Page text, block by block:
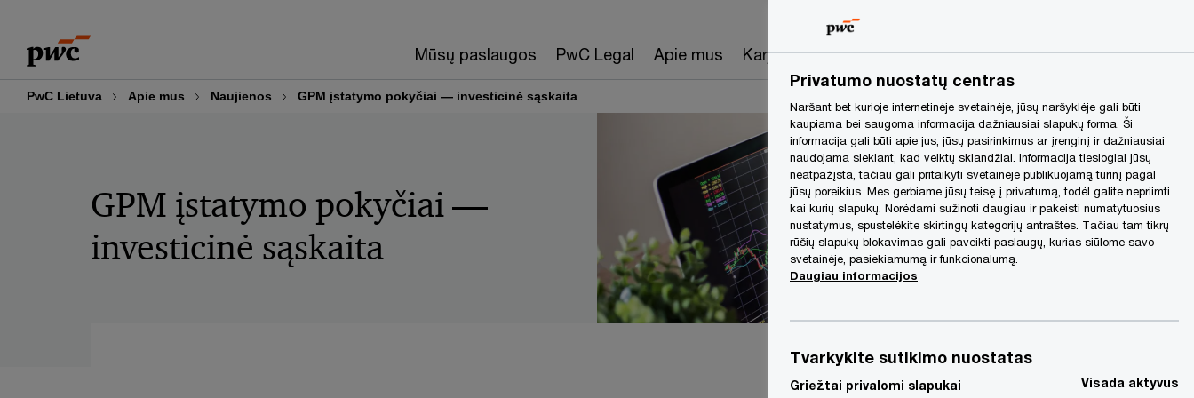
content
footer
Mūsų paslaugos PwC Legal Apie mus Karjera Search
PwC Lietuva Apie mus Naujienos GPM įstatymo pokyčiai — investicinė sąskaita
GPM įstatymo pokyčiai —
investicinė sąskaita
Share
Privatumo nuostatų centras
Naršant bet kurioje internetinėje svetainėje, jūsų naršyklėje gali būti
kaupiama bei saugoma informacija dažniausiai slapukų forma. Ši
informacija gali būti apie jus, jūsų pasirinkimus ar įrenginį ir dažniausiai
naudojama siekiant, kad veiktų sklandžiai. Informacija tiesiogiai jūsų
neatpažįsta, tačiau gali pritaikyti svetainėje publikuojamą turinį pagal
jūsų poreikius. Mes gerbiame jūsų teisę į privatumą, todėl galite nepriimti
kai kurių slapukų. Norėdami sužinoti daugiau ir pakeisti numatytuosius
nustatymus, spustelėkite skirtingų kategorijų antraštes. Tačiau tam tikrų
rūšių slapukų blokavimas gali paveikti paslaugų, kurias siūlome savo
svetainėje, pasiekiamumą ir funkcionalumą.
Daugiau informacijos
Tvarkykite sutikimo nuostatas
Griežtai privalomi slapukai Visada aktyvus